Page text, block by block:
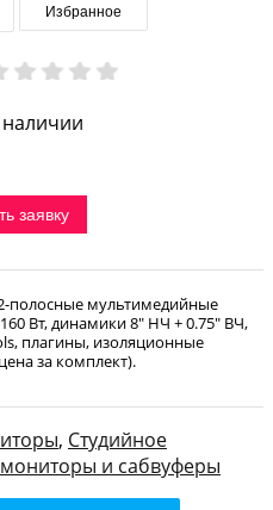
Избранное
заявку
2-полосные мультимедийные
Вт, динамики 8" НЧ + 0.75" ВЧ,
плагины, изоляционные
за комплект).
, Студийное
и сабвуферы